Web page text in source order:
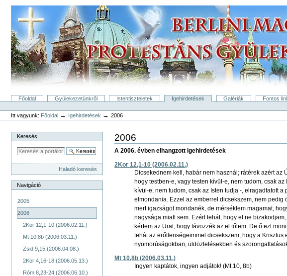
tartalomhoz
Ugrás
navigációhoz
Bekezdések
Főoldal Gyülekezetünkről Istentiszteletek Igehirdetések Galériák Fontos
Személyes
eszközök
Itt vagyunk: Főoldal → Igehirdetések →2006
Keresés
Haladó keresés
Navigáció
2005
2006
2Kor 12,1-10 (2006.02.11.)
Mt 10,8b (2006.03.11.)
Zsid 9,15 (2006.04.08.)
2Kor 4,16-18 (2006.05.13.)
Róm 8,23-24 (2006.06.10.)
2006
A 2006. évben elhangzott igehirdetések
2Kor 12,1-10 (2006.02.11.)
Dicsekednem kell, habár nem használ; rátérek azért
hogy testben-e, vagy testen kívül-e, nem tudom, csak
kívül-e, nem tudom, csak az Isten tudja -, elragadtatott
elmondania. Ezzel az emberrel dicsekszem, nem
mert igazságot mondanék, de mérséklem magamat,
nagysága miatt sem. Ezért tehát, hogy el ne
kértem az Urat, hogy távozzék az el tőlem. De ő ezt
tehát az erőtlenségeimmel dicsekszem, hogy a
nyomorúságokban, üldöztetésekben és
Mt 10,8b (2006.03.11.)
Ingyen kaptátok, ingyen adjátok! (Mt.10, 8b)